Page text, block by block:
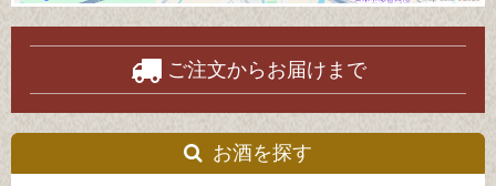
ご注文からお届けまで
お酒を探す